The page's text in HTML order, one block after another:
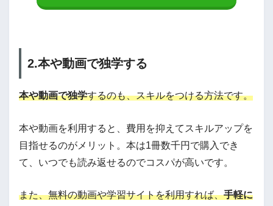
2.本や動画で独学する
本や動画で独学するのも、スキルをつける方法です。
本や動画を利用すると、費用を抑えてスキルアップを
目指せるのがメリット。本は1冊数千円で購入でき
て、いつでも読み返せるのでコスパが高いです。
また、無料の動画や学習サイトを利用すれば、手軽に